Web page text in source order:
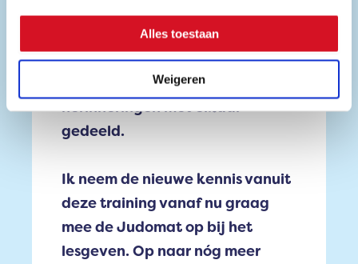
Alles toestaan
Weigeren
leerzame gesprekken met elkaar
gehad. Op sommige momenten
hebben de deelnemers
kwetsbare en emotionele
herinneringen met elkaar
gedeeld.
Ik neem de nieuwe kennis vanuit
deze training vanaf nu graag
mee de Judomat op bij het
lesgeven. Op naar nóg meer